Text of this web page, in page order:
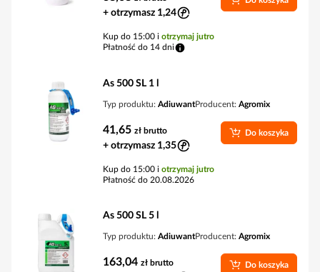
+ otrzymasz 1,24
Kup do 15:00 i otrzymaj jutro
Płatność do 14 dni
As 500 SL 1 l
Typ produktu: AdiuwantProducent: Agromix
41,65 zł brutto
+ otrzymasz 1,35
Do koszyka
Kup do 15:00 i otrzymaj jutro
Płatność do 20.08.2026
As 500 SL 5 l
Typ produktu: AdiuwantProducent: Agromix
163,04 zł brutto Do koszyka